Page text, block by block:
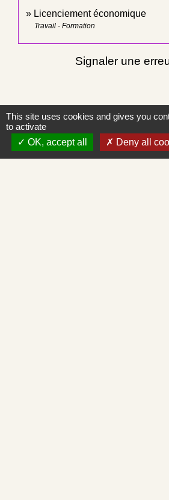
Licenciement économique
Travail - Formation
Signaler une
Contacts
Commune de
This site uses cookies and gives you
to activate
OK, accept all
Deny all